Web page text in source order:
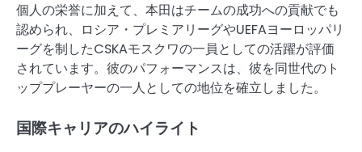
個人の栄誉に加えて、本田はチームの成功への貢献でも
認められ、ロシア・プレミアリーグやUEFAヨーロッパリ
ーグを制したCSKAモスクワの一員としての活躍が評価
されています。彼のパフォーマンスは、彼を同世代のト
ッププレーヤーの一人としての地位を確立しました。
国際キャリアのハイライト